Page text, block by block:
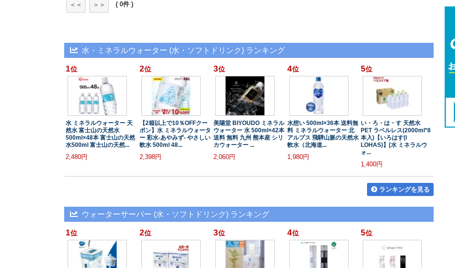
＜＜ ＞＞ ( 0件 )
水・ミネラルウォーター (水・ソフトドリンク) ランキング
1位
水 ミネラルウォーター 天
然水 富士山の天然水
500ml×48本 富士山の天然
水500ml 富士山の天然...
2,480円
2位
【2箱以上で10％OFFクー
ポン】水 ミネラルウォータ
ー 彩水-あやみず- やさしい
軟水 500ml 48...
2,398円
3位
美陽堂 BIYOUDO ミネラル
ウォーター 水 500ml×42本
送料 無料 九州 熊本産 シリ
カウォーター ...
2,060円
4位
水想い 500ml×36本 送料無
料 ミネラルウォーター 北
アルプス 飛騨山脈の天然水
軟水（北海道...
1,980円
5位
い・ろ・は・す 天然水
PET ラベルレス(2000ml*8
本入)【いろはす(I
LOHAS)】[水 ミネラルウ
ォ...
1,400円
ランキングを見る
ウォーターサーバー (水・ソフトドリンク) ランキング
1位 2位 3位 4位 5位